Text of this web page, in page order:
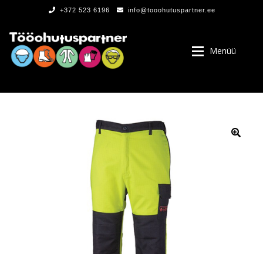
+372 523 6196 info@tooohutuspartner.ee
Menüü